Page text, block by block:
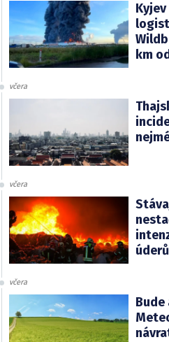
km
včera
včera
včera
Bude